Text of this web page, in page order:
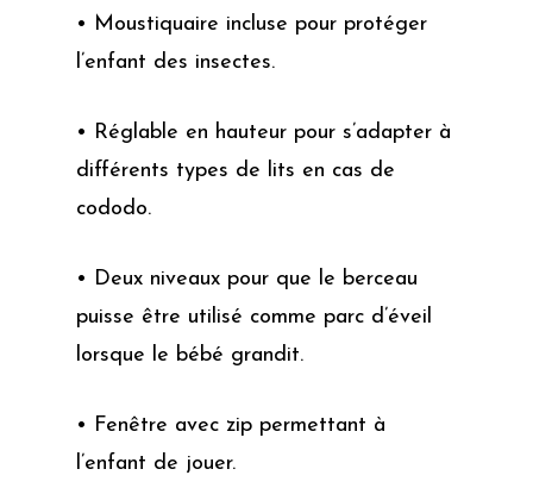
• Moustiquaire incluse pour protéger
l’enfant des insectes.
• Réglable en hauteur pour s’adapter à
différents types de lits en cas de
cododo.
• Deux niveaux pour que le berceau
puisse être utilisé comme parc d’éveil
lorsque le bébé grandit.
• Fenêtre avec zip permettant à
l’enfant de jouer.